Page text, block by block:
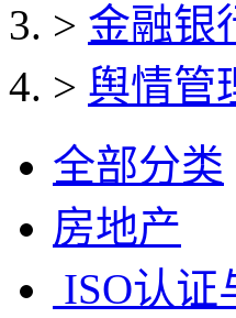
> 金融银
> 舆情管
全部分类
房地产
ISO认证